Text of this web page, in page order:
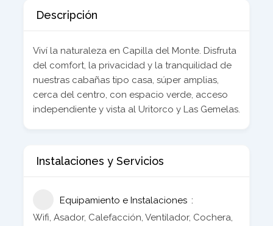
Descripción
Viví la naturaleza en Capilla del Monte. Disfruta
del comfort, la privacidad y la tranquilidad de
nuestras cabañas tipo casa, súper amplias,
cerca del centro, con espacio verde, acceso
independiente y vista al Uritorco y Las Gemelas.
Instalaciones y Servicios
Equipamiento e Instalaciones
Wifi, Asador, Calefacción, Ventilador, Cochera,